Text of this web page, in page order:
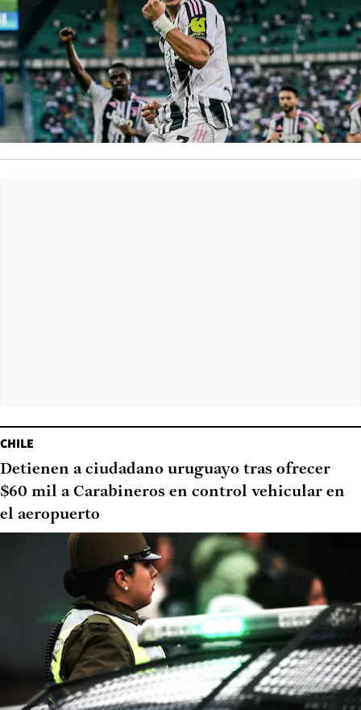
CHILE
Detienen a ciudadano uruguayo tras ofrecer
$60 mil a Carabineros en control vehicular en
el aeropuerto